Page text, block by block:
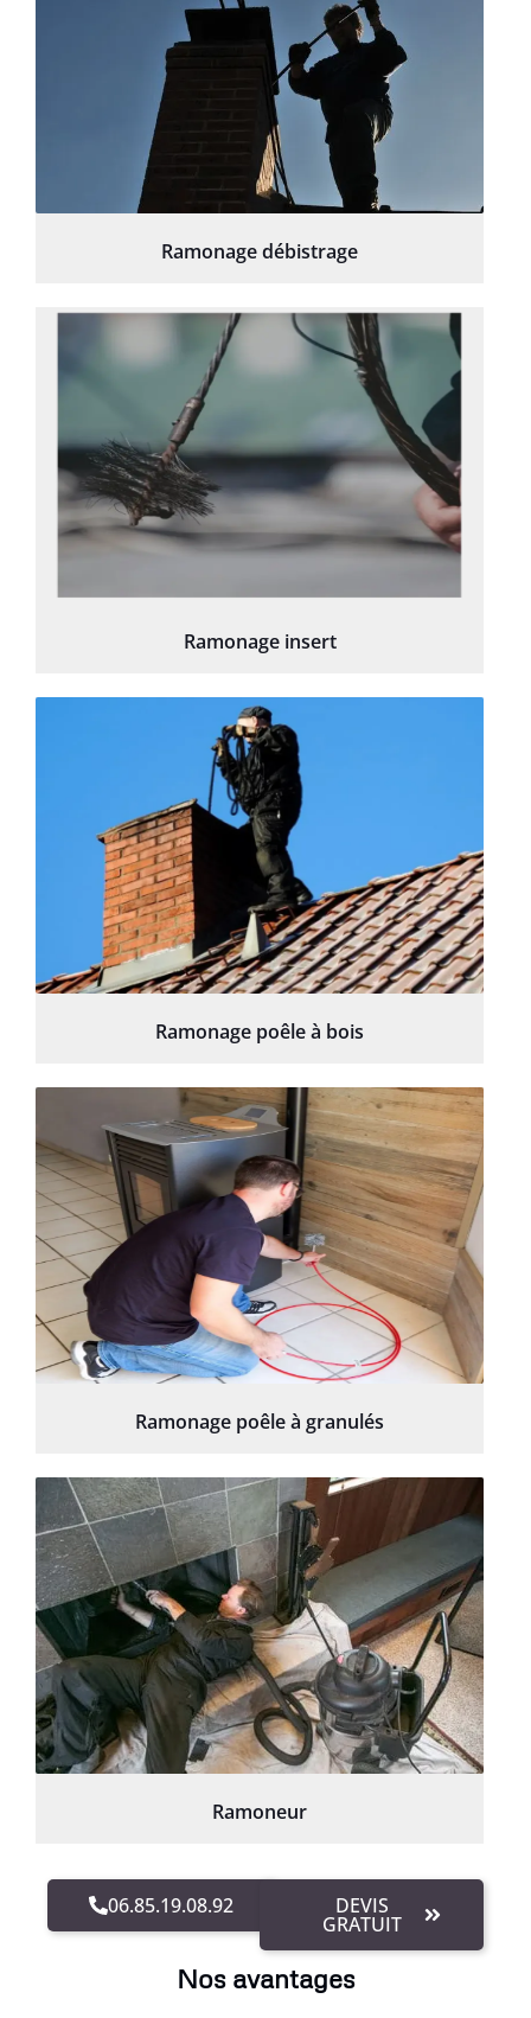
Ramonage débistrage
Ramonage insert
Ramonage poêle à bois
Ramonage poêle à granulés
Ramoneur
06.85.19.08.92 DEVIS
GRATUIT
Nos avantages